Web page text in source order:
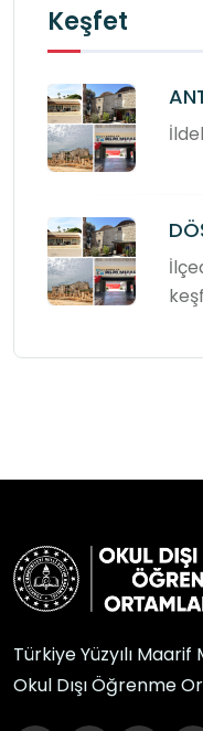
Keşfet
Türkiye Yüzyılı Maarif
Okul Dışı Öğrenme